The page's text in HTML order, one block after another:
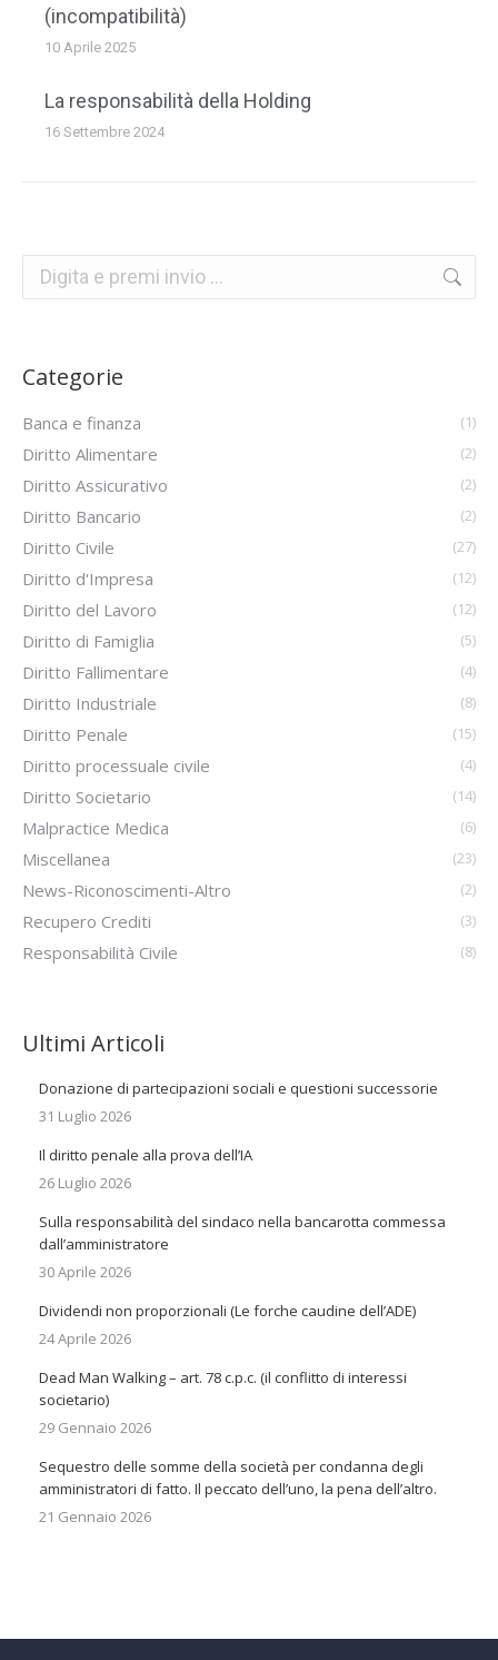
(incompatibilità)
10 Aprile 2025
La responsabilità della Holding
16 Settembre 2024
Categorie
Banca e finanza (1)
Diritto Alimentare (2)
Diritto Assicurativo (2)
Diritto Bancario (2)
Diritto Civile (27)
Diritto d'Impresa (12)
Diritto del Lavoro (12)
Diritto di Famiglia (5)
Diritto Fallimentare (4)
Diritto Industriale (8)
Diritto Penale (15)
Diritto processuale civile (4)
Diritto Societario (14)
Malpractice Medica (6)
Miscellanea (23)
News-Riconoscimenti-Altro (2)
Recupero Crediti (3)
Responsabilità Civile (8)
Ultimi Articoli
Donazione di partecipazioni sociali e questioni successorie
31 Luglio 2026
Il diritto penale alla prova dell’IA
26 Luglio 2026
Sulla responsabilità del sindaco nella bancarotta commessa
dall’amministratore
30 Aprile 2026
Dividendi non proporzionali (Le forche caudine dell’ADE)
24 Aprile 2026
Dead Man Walking – art. 78 c.p.c. (il conflitto di interessi
societario)
29 Gennaio 2026
Sequestro delle somme della società per condanna degli
amministratori di fatto. Il peccato dell’uno, la pena dell’altro.
21 Gennaio 2026